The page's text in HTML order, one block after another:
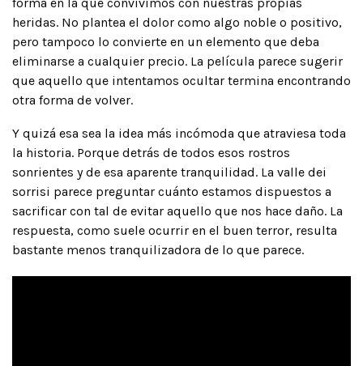
heridas. No plantea el dolor como algo noble o positivo,
pero tampoco lo convierte en un elemento que deba
eliminarse a cualquier precio. La película parece sugerir
que aquello que intentamos ocultar termina encontrando
otra forma de volver.
Y quizá esa sea la idea más incómoda que atraviesa toda
la historia. Porque detrás de todos esos rostros
sonrientes y de esa aparente tranquilidad. La valle dei
sorrisi parece preguntar cuánto estamos dispuestos a
sacrificar con tal de evitar aquello que nos hace daño. La
respuesta, como suele ocurrir en el buen terror, resulta
bastante menos tranquilizadora de lo que parece.